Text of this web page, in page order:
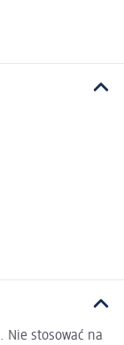
Nie stosować na